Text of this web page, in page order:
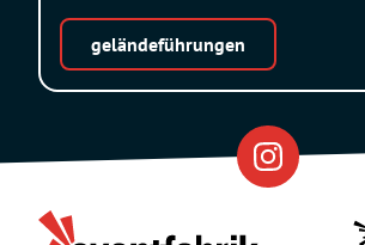
geländeführungen